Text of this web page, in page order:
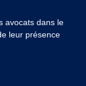
avocats dans le
leur présence